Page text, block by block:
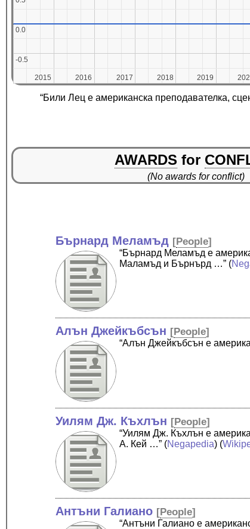
2015
2015 2016
2016 2017
2017 2018
2018 2019
2019
-0.5
-0.5
0.0
0.0
“Били Лец е американска преподавателка,
AWARDS for
(No awards for conflict)
Бърнард Меламъд [People]
“Бърнард Меламъд е
Маламъд и Бърнърд …” (
Алън Джейкъбсън [People]
“Алън Джейкъбсън е
Уилям Дж. Къхлън [People]
“Уилям Дж. Къхлън е
А. Кей …” (Negapedia) (
Антъни Галиано [People]
“Антъни Галиано е